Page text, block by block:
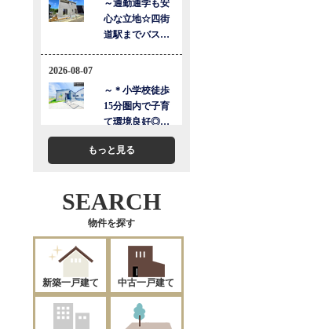
もっと見る
SEARCH
物件を探す
新築一戸建て 中古一戸建て